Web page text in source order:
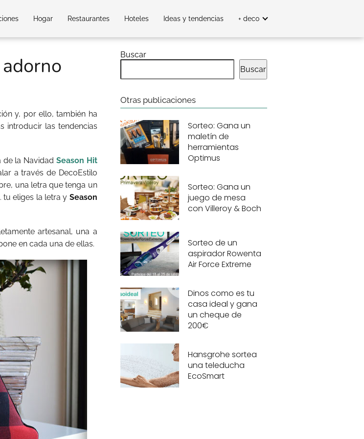
Hogar Restaurantes Hoteles Ideas y tendencias + deco
y, por ello, también ha
introducir las tendencias
la Navidad Season Hit
a través de DecoEstilo
una letra que tenga un
tu eliges la letra y Season
artesanal, una a
en cada una de ellas.
Buscar
Buscar
Otras publicaciones
Sorteo: Gana un
maletín de
herramientas
Optimus
Sorteo: Gana un
juego de mesa
con Villeroy & Boch
Sorteo de un
aspirador Rowenta
Air Force Extreme
Dinos como es tu
casa ideal y gana
un cheque de
200€
Hansgrohe sortea
una teleducha
EcoSmart